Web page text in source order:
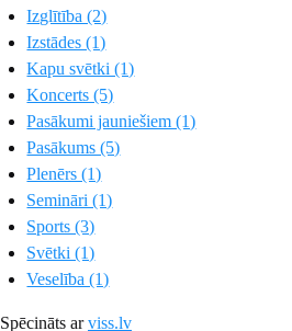
Izglītība (2)
Izstādes (1)
Kapu svētki (1)
Koncerts (5)
Pasākumi jauniešiem (1)
Pasākums (5)
Plenērs (1)
Semināri (1)
Sports (3)
Svētki (1)
Veselība (1)
Spēcināts arviss.lv